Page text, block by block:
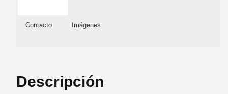
Contacto Imágenes
Descripción